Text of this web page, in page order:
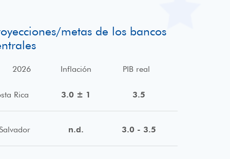
metas de los bancos
2026 Inflación PIB real
Rica 3.0 ± 1 3.5
n.d. 3.0 - 3.5